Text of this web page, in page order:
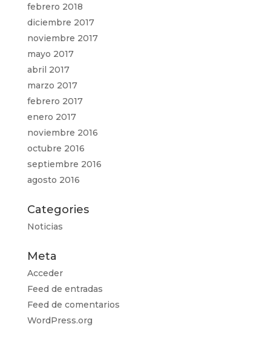
febrero 2018
diciembre 2017
noviembre 2017
mayo 2017
abril 2017
marzo 2017
febrero 2017
enero 2017
noviembre 2016
octubre 2016
septiembre 2016
agosto 2016
Categories
Noticias
Meta
Acceder
Feed de entradas
Feed de comentarios
WordPress.org